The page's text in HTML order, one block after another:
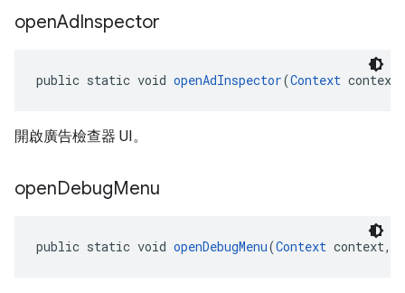
openAdInspector
public static void openAdInspector(Context
開啟廣告檢查器 UI。
openDebugMenu
public static void openDebugMenu(Context context,